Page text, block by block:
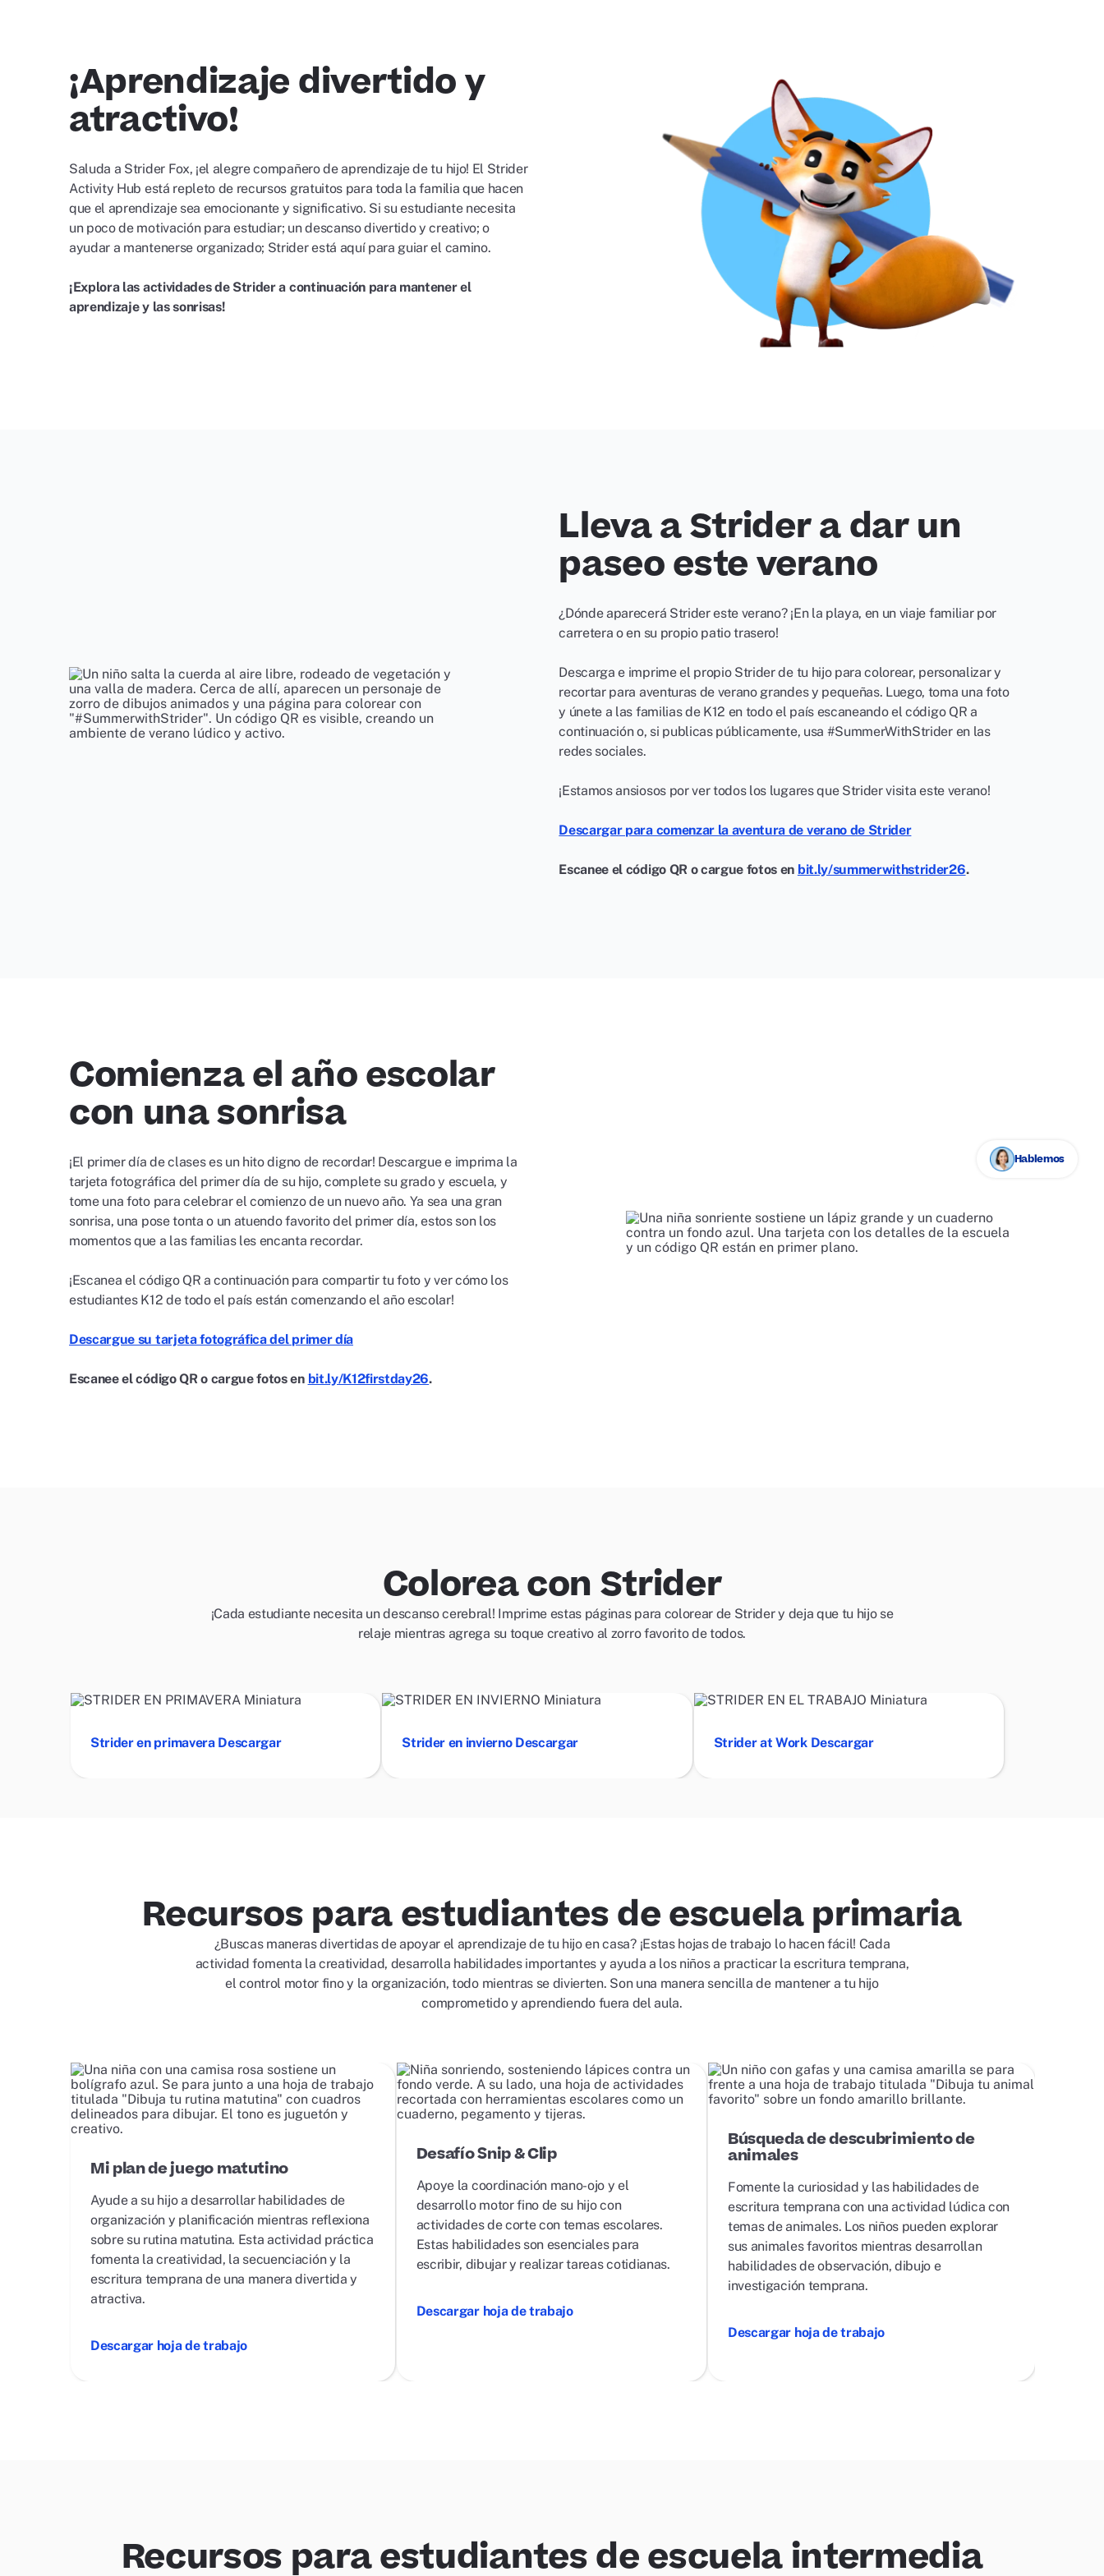
¡Aprendizaje divertido y
atractivo!
Saluda a Strider Fox, ¡el alegre compañero de aprendizaje de tu hijo! El Strider
Activity Hub está repleto de recursos gratuitos para toda la familia que hacen
que el aprendizaje sea emocionante y significativo. Si su estudiante necesita
un poco de motivación para estudiar; un descanso divertido y creativo; o
ayudar a mantenerse organizado; Strider está aquí para guiar el camino.
¡Explora las actividades de Strider a continuación para mantener el
aprendizaje y las sonrisas!
Lleva a Strider a dar un
paseo este verano
¿Dónde aparecerá Strider este verano? ¡En la playa, en un viaje familiar por
carretera o en su propio patio trasero!
Descarga e imprime el propio Strider de tu hijo para colorear, personalizar y
recortar para aventuras de verano grandes y pequeñas. Luego, toma una foto
y únete a las familias de K12 en todo el país escaneando el código QR a
continuación o, si publicas públicamente, usa #SummerWithStrider en las
redes sociales.
¡Estamos ansiosos por ver todos los lugares que Strider visita este verano!
Descargar para comenzar la aventura de verano de Strider
Escanee el código QR o cargue fotos en bit.ly/summerwithstrider26.
Comienza el año escolar
con una sonrisa
¡El primer día de clases es un hito digno de recordar! Descargue e imprima la
tarjeta fotográfica del primer día de su hijo, complete su grado y escuela, y
tome una foto para celebrar el comienzo de un nuevo año. Ya sea una gran
sonrisa, una pose tonta o un atuendo favorito del primer día, estos son los
momentos que a las familias les encanta recordar.
¡Escanea el código QR a continuación para compartir tu foto y ver cómo los
estudiantes K12 de todo el país están comenzando el año escolar!
Descargue su tarjeta fotográfica del primer día
Escanee el código QR o cargue fotos en bit.ly/K12firstday26.
Colorea con Strider
¡Cada estudiante necesita un descanso cerebral! Imprime estas páginas para colorear de Strider y deja que tu hijo se
relaje mientras agrega su toque creativo al zorro favorito de todos.
Strider en primavera Descargar Strider en invierno Descargar Strider at Work Descargar
Recursos para estudiantes de escuela primaria
¿Buscas maneras divertidas de apoyar el aprendizaje de tu hijo en casa? ¡Estas hojas de trabajo lo hacen fácil! Cada
actividad fomenta la creatividad, desarrolla habilidades importantes y ayuda a los niños a practicar la escritura temprana,
el control motor fino y la organización, todo mientras se divierten. Son una manera sencilla de mantener a tu hijo
comprometido y aprendiendo fuera del aula.
Mi plan de juego matutino
Ayude a su hijo a desarrollar habilidades de
organización y planificación mientras reflexiona
sobre su rutina matutina. Esta actividad práctica
fomenta la creatividad, la secuenciación y la
escritura temprana de una manera divertida y
atractiva.
Descargar hoja de trabajo
Desafío Snip & Clip
Apoye la coordinación mano-ojo y el
desarrollo motor fino de su hijo con
actividades de corte con temas escolares.
Estas habilidades son esenciales para
escribir, dibujar y realizar tareas cotidianas.
Descargar hoja de trabajo
Búsqueda de descubrimiento de
animales
Fomente la curiosidad y las habilidades de
escritura temprana con una actividad lúdica con
temas de animales. Los niños pueden explorar
sus animales favoritos mientras desarrollan
habilidades de observación, dibujo e
investigación temprana.
Descargar hoja de trabajo
Recursos para estudiantes de escuela intermedia
Hablemos